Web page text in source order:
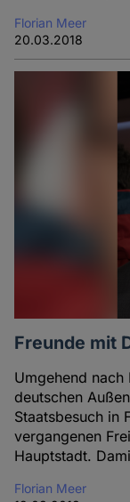
Florian Meer
20.03.2018
Freunde mit
Umgehend
deutschen
Staatsbesuch in
vergangenen
Hauptstadt.
Florian Meer